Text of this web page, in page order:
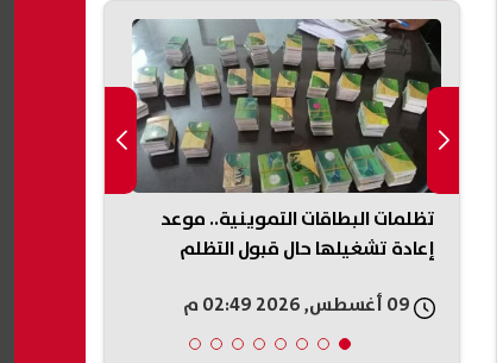
تظلمات البطاقات التموينية.. موعد
إعادة تشغيلها حال قبول التظلم